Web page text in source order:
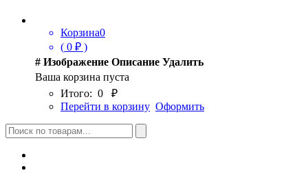
Корзина0
( 0 ₽ )
# Изображение Описание Удалить
Ваша корзина пуста
Итого: 0
₽
Перейти в корзину Оформить